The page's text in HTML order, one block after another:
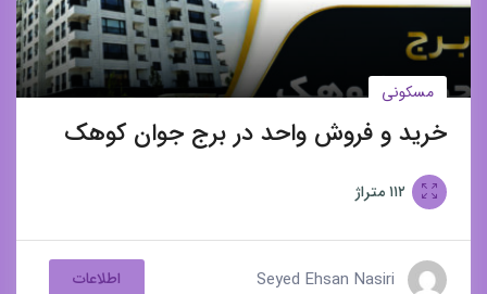
مسکونی
خرید و فروش واحد در برج جوان کوهک
۱۱۲متراژ
Seyed Ehsan Nasiri اطلاعات